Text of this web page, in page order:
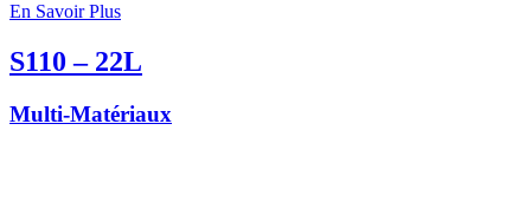
En Savoir Plus
S110 – 22L
Multi-Matériaux